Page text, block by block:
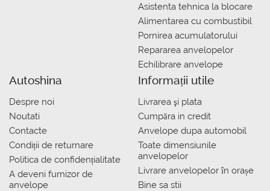
Asistenta tehnica la blocare
Alimentarea cu combustibil
Pornirea acumulatorului
Repararea anvelopelor
Echilibrare anvelope
Autoshina
Despre noi
Noutati
Contacte
Condiții de returnare
Politica de confidențialitate
A deveni furnizor de
anvelope
Informații utile
Livrarea şi plata
Сumpăra in credit
Anvelope dupa automobil
Toate dimensiunile
anvelopelor
Livrare anvelopelor în orașe
Bine sa stii